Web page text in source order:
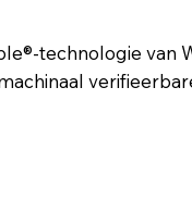
technologie van